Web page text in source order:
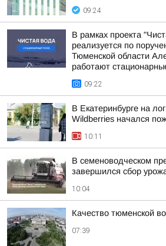
09:24
В рамках проекта
реализуется по
Тюменской области
работают
09:22
В Екатеринбурге на
Wildberries начался
10:11
В семеноводческом
завершился сбор
10:04
Качество тюменской
07:39